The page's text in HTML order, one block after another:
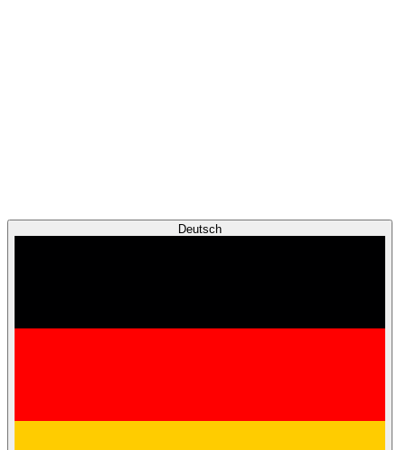
Deutsch